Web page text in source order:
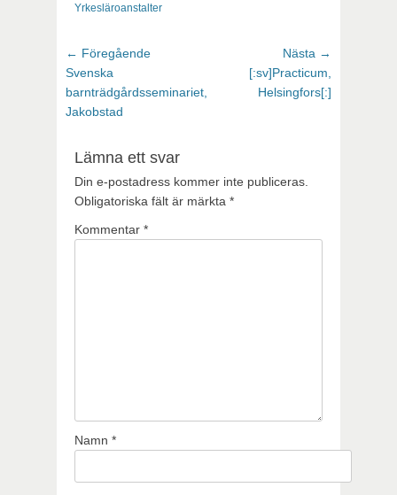
Yrkesläroanstalter
Inläggsnavigering
← FöregåendeFöregående
Svenska
barnträdgårdsseminariet,
Jakobstad
Nästa →
[:sv]Practicum,
Helsingfors[:]
Lämna ett svar
Din e-postadress kommer inte publiceras.
Obligatoriska fält är märkta *
Kommentar *
Namn *